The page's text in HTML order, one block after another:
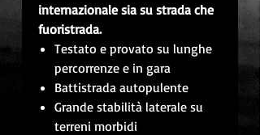
internazionale sia su strada che
fuoristrada.
Testato e provato su lunghe
percorrenze e in gara
Battistrada autopulente
Grande stabilità laterale su
terreni morbidi